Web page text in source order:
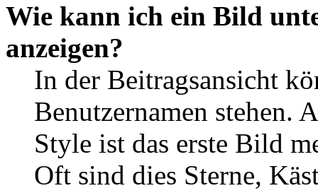
Wie kann ich ein Bild
anzeigen?
In der Beitragsansicht
Benutzernamen stehen.
Style ist das erste Bild
Oft sind dies Sterne,